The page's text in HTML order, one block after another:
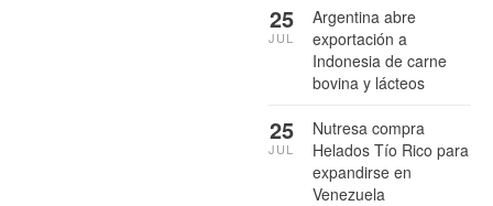
Argentina abre
exportación a
Indonesia de carne
bovina y lácteos
25
JUL
Nutresa compra
Helados Tío Rico para
expandirse en
Venezuela
25
JUL